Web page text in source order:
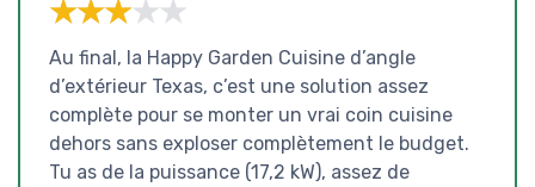
★★★★★
★★★★★
Au final, la Happy Garden Cuisine d’angle
d’extérieur Texas, c’est une solution assez
complète pour se monter un vrai coin cuisine
dehors sans exploser complètement le budget.
Tu as de la puissance (17,2 kW), assez de